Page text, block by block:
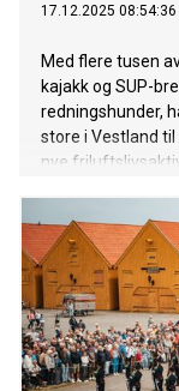
17.12.2025 08:54:36
Med flere tusen
kajakk og SUP-
redningshunder,
store i Vestland
nye